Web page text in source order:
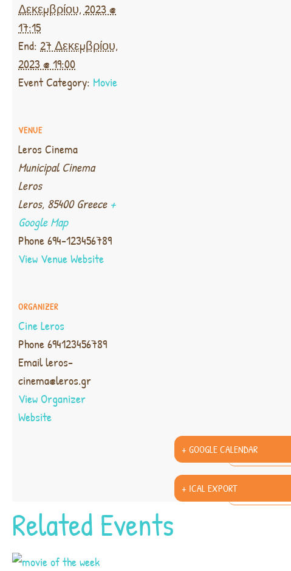
Δεκεμβρίου, 2023 @
17:15
End: 27 Δεκεμβρίου,
2023 @ 19:00
Event Category: Movie
VENUE
Leros Cinema
Municipal Cinema
Leros
Leros, 85400 Greece +
Google Map
Phone694-123456789
View Venue Website
ORGANIZER
Cine Leros
Phone694123456789
Emailleros-
cinema@leros.gr
View Organizer
Website
+ GOOGLE CALENDAR
+ ICAL EXPORT
Related Events